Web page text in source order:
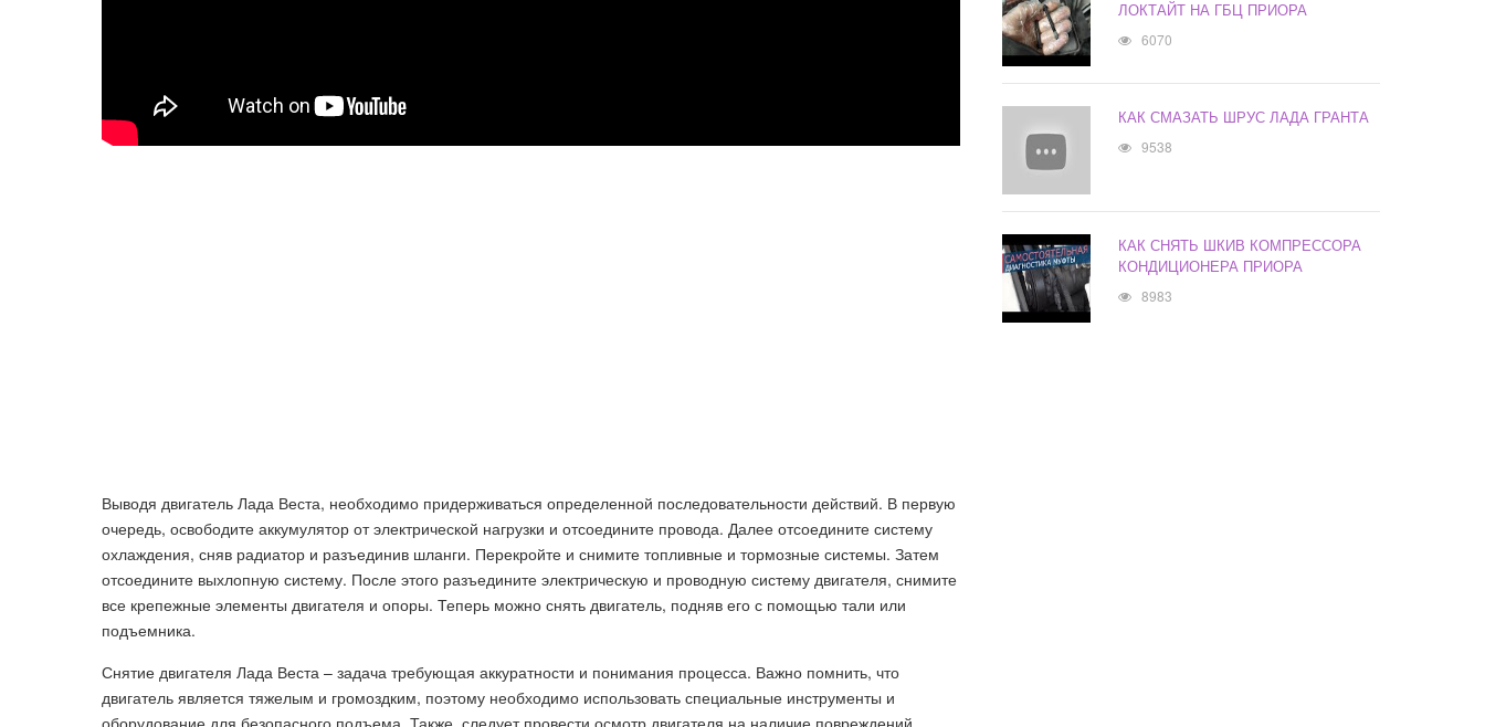
Выводя двигатель Лада Веста, необходимо придерживаться определенной последовательности действий. В первую
очередь, освободите аккумулятор от электрической нагрузки и отсоедините провода. Далее отсоедините систему
охлаждения, сняв радиатор и разъединив шланги. Перекройте и снимите топливные и тормозные системы. Затем
отсоедините выхлопную систему. После этого разъедините электрическую и проводную систему двигателя, снимите
все крепежные элементы двигателя и опоры. Теперь можно снять двигатель, подняв его с помощью тали или
подъемника.
Снятие двигателя Лада Веста – задача требующая аккуратности и понимания процесса. Важно помнить, что
двигатель является тяжелым и громоздким, поэтому необходимо использовать специальные инструменты и
оборудование для безопасного подъема. Также, следует провести осмотр двигателя на наличие повреждений
ЛОКТАЙТ НА ГБЦ ПРИОРА
6070
КАК СМАЗАТЬ ШРУС ЛАДА ГРАНТА
9538
КАК СНЯТЬ ШКИВ КОМПРЕССОРА
КОНДИЦИОНЕРА ПРИОРА
8983